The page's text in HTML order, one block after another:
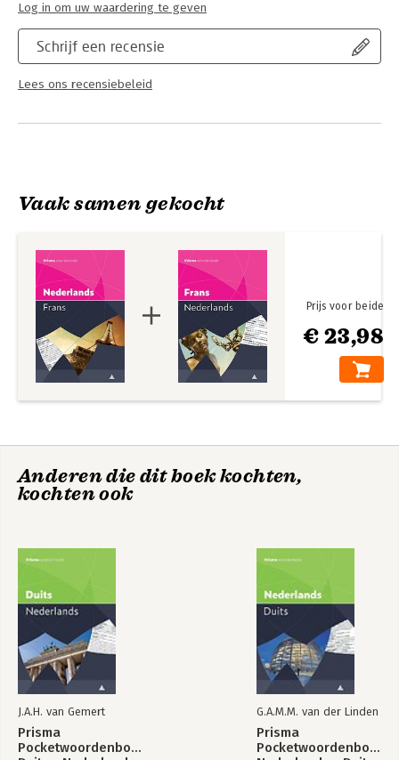
Schrijf een recensie
Lees ons recensiebeleid
Log in om uw waardering te geven
Vaak samen gekocht
€ 23,98
Prijs voor beide
Anderen die dit boek kochten,
kochten ook
J.A.H. van Gemert
Prisma
Pocketwoordenboek
G.A.M.M. van der Linden
Prisma
Pocketwoordenboek